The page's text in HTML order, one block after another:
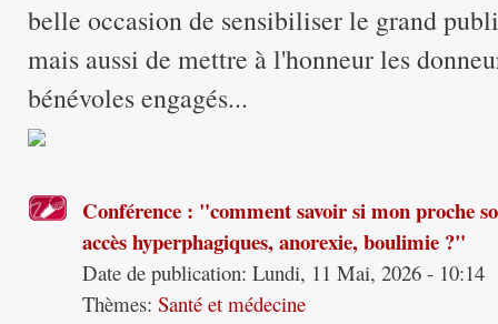
belle occasion de sensibiliser le grand
mais aussi de mettre à l'honneur les
bénévoles engagés...
Conférence : "comment savoir si mon proche
accès hyperphagiques, anorexie, boulimie ?"
Date de publication:Lundi, 11 Mai, 2026 - 10:14
Thèmes:Santé et médecine